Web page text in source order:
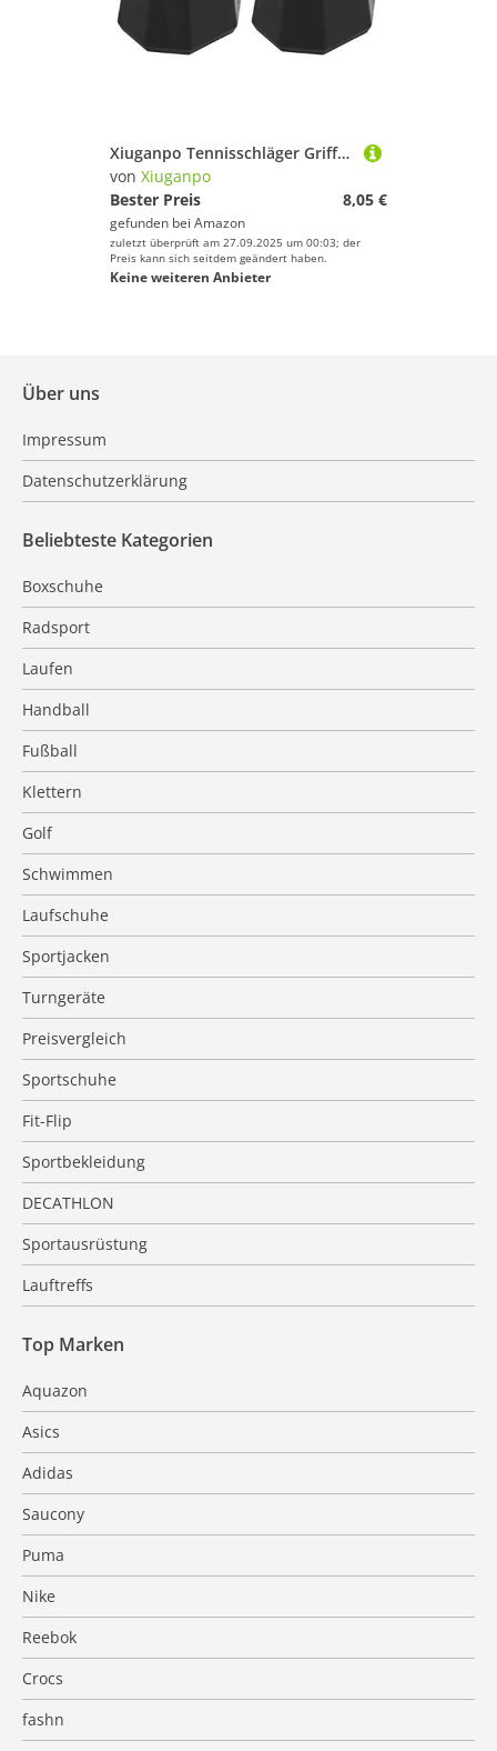
Xiuganpo Tennisschläger Griffendkappe, Dichtes Fit Tennisschläger Silikonend Cover für Tennisplatz
von Xiuganpo
Bester Preis
8,05 €
gefunden bei Amazon
zuletzt überprüft am 27.09.2025 um 00:03; der
Preis kann sich seitdem geändert haben.
Keine weiteren Anbieter
Über uns
Impressum
Datenschutzerklärung
Beliebteste Kategorien
Boxschuhe
Radsport
Laufen
Handball
Fußball
Klettern
Golf
Schwimmen
Laufschuhe
Sportjacken
Turngeräte
Preisvergleich
Sportschuhe
Fit-Flip
Sportbekleidung
DECATHLON
Sportausrüstung
Lauftreffs
Top Marken
Aquazon
Asics
Adidas
Saucony
Puma
Nike
Reebok
Crocs
fashn